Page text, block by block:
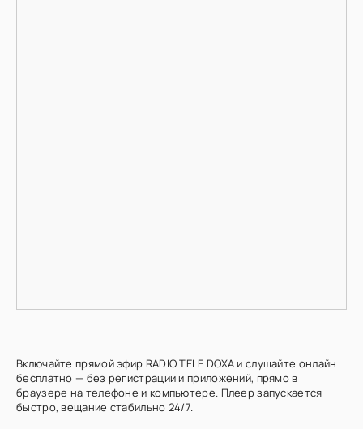
Включайте прямой эфир RADIO TELE DOXA и слушайте онлайн
бесплатно — без регистрации и приложений, прямо в
браузере на телефоне и компьютере. Плеер запускается
быстро, вещание стабильно 24/7.